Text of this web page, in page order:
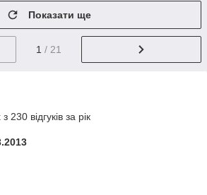
Показати ще
1 / 21
230 відгуків за рік